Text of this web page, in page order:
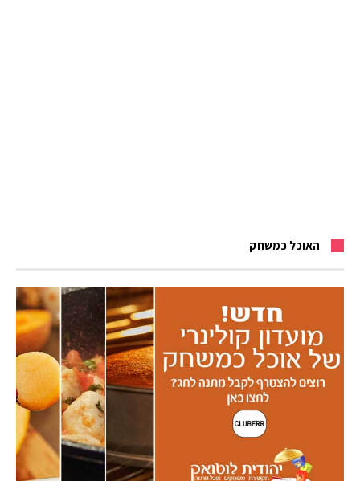
האוכל כמשחק